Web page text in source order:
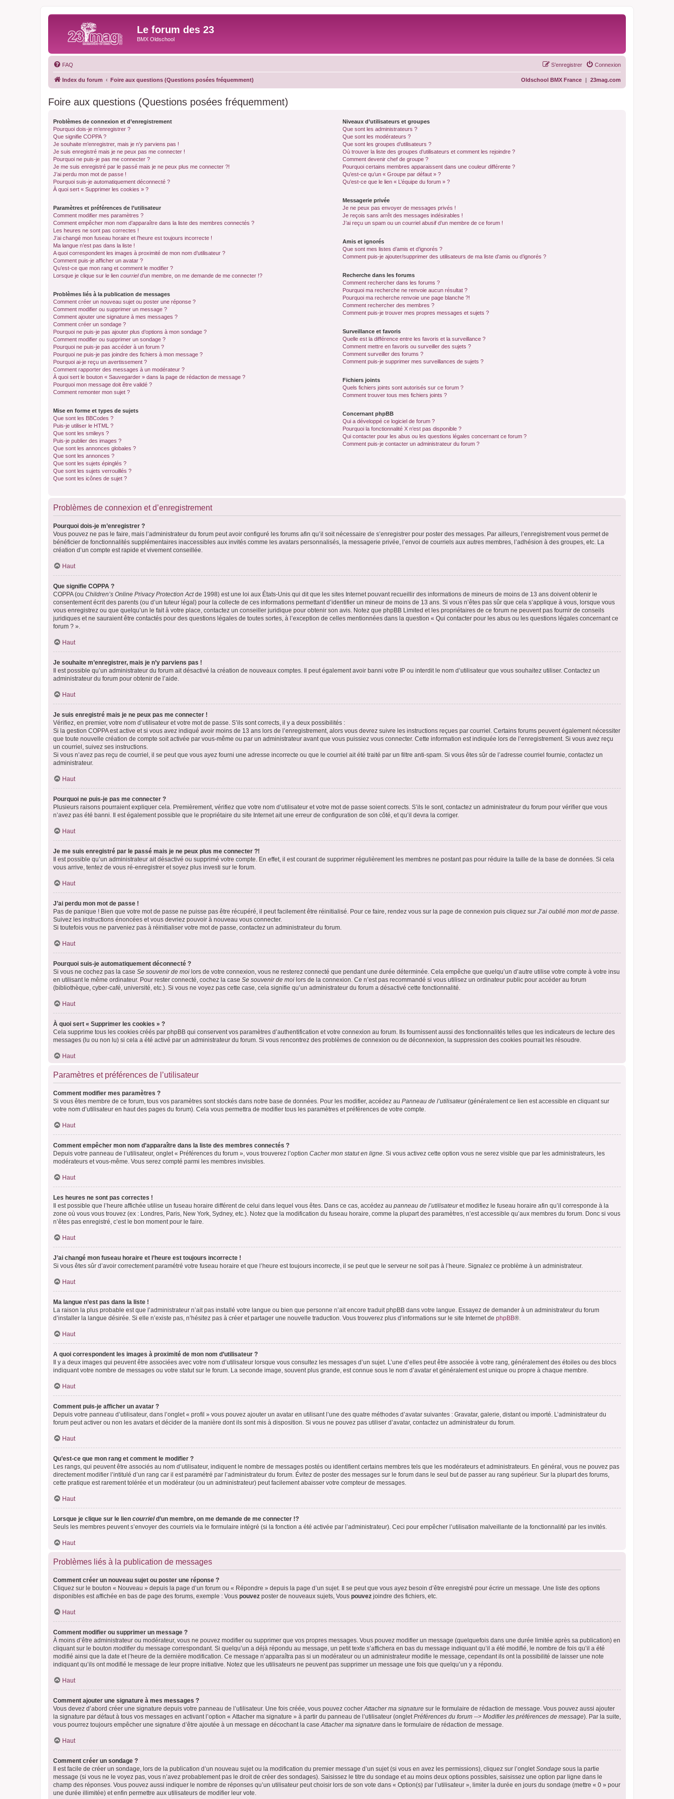
Le forum des 23
BMX Oldschool
FAQ Connexion
S’enregistrer
Index du forum Foire aux questions (Questions posées fréquemment) 23mag.com
|
Oldschool BMX France
Foire aux questions (Questions posées fréquemment)
Problèmes de connexion et d’enregistrement
Pourquoi dois-je m’enregistrer ?
Que signifie COPPA ?
Je souhaite m’enregistrer, mais je n’y parviens pas !
Je suis enregistré mais je ne peux pas me connecter !
Pourquoi ne puis-je pas me connecter ?
Je me suis enregistré par le passé mais je ne peux plus me connecter ?!
J’ai perdu mon mot de passe !
Pourquoi suis-je automatiquement déconnecté ?
À quoi sert « Supprimer les cookies » ?
Paramètres et préférences de l’utilisateur
Comment modifier mes paramètres ?
Comment empêcher mon nom d’apparaître dans la liste des membres connectés ?
Les heures ne sont pas correctes !
J’ai changé mon fuseau horaire et l’heure est toujours incorrecte !
Ma langue n’est pas dans la liste !
A quoi correspondent les images à proximité de mon nom d’utilisateur ?
Comment puis-je afficher un avatar ?
Qu’est-ce que mon rang et comment le modifier ?
Lorsque je clique sur le lien courrield’un membre, on me demande de me connecter !?
Problèmes liés à la publication de messages
Comment créer un nouveau sujet ou poster une réponse ?
Comment modifier ou supprimer un message ?
Comment ajouter une signature à mes messages ?
Comment créer un sondage ?
Pourquoi ne puis-je pas ajouter plus d’options à mon sondage ?
Comment modifier ou supprimer un sondage ?
Pourquoi ne puis-je pas accéder à un forum ?
Pourquoi ne puis-je pas joindre des fichiers à mon message ?
Pourquoi ai-je reçu un avertissement ?
Comment rapporter des messages à un modérateur ?
À quoi sert le bouton « Sauvegarder » dans la page de rédaction de message ?
Pourquoi mon message doit être validé ?
Comment remonter mon sujet ?
Mise en forme et types de sujets
Que sont les BBCodes ?
Puis-je utiliser le HTML ?
Que sont les smileys ?
Puis-je publier des images ?
Que sont les annonces globales ?
Que sont les annonces ?
Que sont les sujets épinglés ?
Que sont les sujets verrouillés ?
Que sont les icônes de sujet ?
Niveaux d’utilisateurs et groupes
Que sont les administrateurs ?
Que sont les modérateurs ?
Que sont les groupes d’utilisateurs ?
Où trouver la liste des groupes d’utilisateurs et comment les rejoindre ?
Comment devenir chef de groupe ?
Pourquoi certains membres apparaissent dans une couleur différente ?
Qu’est-ce qu’un « Groupe par défaut » ?
Qu’est-ce que le lien « L’équipe du forum » ?
Messagerie privée
Je ne peux pas envoyer de messages privés !
Je reçois sans arrêt des messages indésirables !
J’ai reçu un spam ou un courriel abusif d’un membre de ce forum !
Amis et ignorés
Que sont mes listes d’amis et d’ignorés ?
Comment puis-je ajouter/supprimer des utilisateurs de ma liste d’amis ou d’ignorés ?
Recherche dans les forums
Comment rechercher dans les forums ?
Pourquoi ma recherche ne renvoie aucun résultat ?
Pourquoi ma recherche renvoie une page blanche ?!
Comment rechercher des membres ?
Comment puis-je trouver mes propres messages et sujets ?
Surveillance et favoris
Quelle est la différence entre les favoris et la surveillance ?
Comment mettre en favoris ou surveiller des sujets ?
Comment surveiller des forums ?
Comment puis-je supprimer mes surveillances de sujets ?
Fichiers joints
Quels fichiers joints sont autorisés sur ce forum ?
Comment trouver tous mes fichiers joints ?
Concernant phpBB
Qui a développé ce logiciel de forum ?
Pourquoi la fonctionnalité X n’est pas disponible ?
Qui contacter pour les abus ou les questions légales concernant ce forum ?
Comment puis-je contacter un administrateur du forum ?
Problèmes de connexion et d’enregistrement
Pourquoi dois-je m’enregistrer ?
Vous pouvez ne pas le faire, mais l’administrateur du forum peut avoir configuré les forums afin qu’il soit nécessaire de s’enregistrer pour poster des messages. Par ailleurs, l’enregistrement vous permet de
bénéficier de fonctionnalités supplémentaires inaccessibles aux invités comme les avatars personnalisés, la messagerie privée, l’envoi de courriels aux autres membres, l’adhésion à des groupes, etc. La
création d’un compte est rapide et vivement conseillée.
Haut
Que signifie COPPA ?
COPPA (ou Children’s Online Privacy Protection Actde 1998) est une loi aux États-Unis qui dit que les sites Internet pouvant recueillir des informations de mineurs de moins de 13 ans doivent obtenir le
consentement écrit des parents (ou d’un tuteur légal) pour la collecte de ces informations permettant d’identifier un mineur de moins de 13 ans. Si vous n’êtes pas sûr que cela s’applique à vous, lorsque vous
vous enregistrez ou que quelqu’un le fait à votre place, contactez un conseiller juridique pour obtenir son avis. Notez que phpBB Limited et les propriétaires de ce forum ne peuvent pas fournir de conseils
juridiques et ne sauraient être contactés pour des questions légales de toutes sortes, à l’exception de celles mentionnées dans la question « Qui contacter pour les abus ou les questions légales concernant ce
forum ? ».
Haut
Je souhaite m’enregistrer, mais je n’y parviens pas !
Il est possible qu’un administrateur du forum ait désactivé la création de nouveaux comptes. Il peut également avoir banni votre IP ou interdit le nom d’utilisateur que vous souhaitez utiliser. Contactez un
administrateur du forum pour obtenir de l’aide.
Haut
Je suis enregistré mais je ne peux pas me connecter !
Vérifiez, en premier, votre nom d’utilisateur et votre mot de passe. S’ils sont corrects, il y a deux possibilités :
Si la gestion COPPA est active et si vous avez indiqué avoir moins de 13 ans lors de l’enregistrement, alors vous devrez suivre les instructions reçues par courriel. Certains forums peuvent également nécessiter
que toute nouvelle création de compte soit activée par vous-même ou par un administrateur avant que vous puissiez vous connecter. Cette information est indiquée lors de l’enregistrement. Si vous avez reçu
un courriel, suivez ses instructions.
Si vous n’avez pas reçu de courriel, il se peut que vous ayez fourni une adresse incorrecte ou que le courriel ait été traité par un filtre anti-spam. Si vous êtes sûr de l’adresse courriel fournie, contactez un
administrateur.
Haut
Pourquoi ne puis-je pas me connecter ?
Plusieurs raisons pourraient expliquer cela. Premièrement, vérifiez que votre nom d’utilisateur et votre mot de passe soient corrects. S’ils le sont, contactez un administrateur du forum pour vérifier que vous
n’avez pas été banni. Il est également possible que le propriétaire du site Internet ait une erreur de configuration de son côté, et qu’il devra la corriger.
Haut
Je me suis enregistré par le passé mais je ne peux plus me connecter ?!
Il est possible qu’un administrateur ait désactivé ou supprimé votre compte. En effet, il est courant de supprimer régulièrement les membres ne postant pas pour réduire la taille de la base de données. Si cela
vous arrive, tentez de vous ré-enregistrer et soyez plus investi sur le forum.
Haut
J’ai perdu mon mot de passe !
Pas de panique ! Bien que votre mot de passe ne puisse pas être récupéré, il peut facilement être réinitialisé. Pour ce faire, rendez vous sur la page de connexion puis cliquez sur J’ai oublié mon mot de passe
Suivez les instructions énoncées et vous devriez pouvoir à nouveau vous connecter.
Si toutefois vous ne parveniez pas à réinitialiser votre mot de passe, contactez un administrateur du forum.
Haut
Pourquoi suis-je automatiquement déconnecté ?
Si vous ne cochez pas la case Se souvenir de moi lors de votre connexion, vous ne resterez connecté que pendant une durée déterminée. Cela empêche que quelqu’un d’autre utilise votre compte à votre insu
en utilisant le même ordinateur. Pour rester connecté, cochez la case Se souvenir de moi lors de la connexion. Ce n’est pas recommandé si vous utilisez un ordinateur public pour accéder au forum
(bibliothèque, cyber-café, université, etc.). Si vous ne voyez pas cette case, cela signifie qu’un administrateur du forum a désactivé cette fonctionnalité.
Haut
À quoi sert « Supprimer les cookies » ?
Cela supprime tous les cookies créés par phpBB qui conservent vos paramètres d’authentification et votre connexion au forum. Ils fournissent aussi des fonctionnalités telles que les indicateurs de lecture des
messages (lu ou non lu) si cela a été activé par un administrateur du forum. Si vous rencontrez des problèmes de connexion ou de déconnexion, la suppression des cookies pourrait les résoudre.
Haut
Paramètres et préférences de l’utilisateur
Comment modifier mes paramètres ?
Si vous êtes membre de ce forum, tous vos paramètres sont stockés dans notre base de données. Pour les modifier, accédez au Panneau de l’utilisateur(généralement ce lien est accessible en cliquant sur
votre nom d’utilisateur en haut des pages du forum). Cela vous permettra de modifier tous les paramètres et préférences de votre compte.
Haut
Comment empêcher mon nom d’apparaître dans la liste des membres connectés ?
Depuis votre panneau de l’utilisateur, onglet « Préférences du forum », vous trouverez l’option Cacher mon statut en ligne . Si vous activez cette option vous ne serez visible que par les administrateurs, les
modérateurs et vous-même. Vous serez compté parmi les membres invisibles.
Haut
Les heures ne sont pas correctes !
Il est possible que l’heure affichée utilise un fuseau horaire différent de celui dans lequel vous êtes. Dans ce cas, accédez au panneau de l’utilisateuret modifiez le fuseau horaire afin qu’il corresponde à la
zone où vous vous trouvez (ex : Londres, Paris, New York, Sydney, etc.). Notez que la modification du fuseau horaire, comme la plupart des paramètres, n’est accessible qu’aux membres du forum. Donc si vous
n’êtes pas enregistré, c’est le bon moment pour le faire.
Haut
J’ai changé mon fuseau horaire et l’heure est toujours incorrecte !
Si vous êtes sûr d’avoir correctement paramétré votre fuseau horaire et que l’heure est toujours incorrecte, il se peut que le serveur ne soit pas à l’heure. Signalez ce problème à un administrateur.
Haut
Ma langue n’est pas dans la liste !
La raison la plus probable est que l’administrateur n’ait pas installé votre langue ou bien que personne n’ait encore traduit phpBB dans votre langue. Essayez de demander à un administrateur du forum
d’installer la langue désirée. Si elle n’existe pas, n’hésitez pas à créer et partager une nouvelle traduction. Vous trouverez plus d’informations sur le site Internet de phpBB®.
Haut
A quoi correspondent les images à proximité de mon nom d’utilisateur ?
Il y a deux images qui peuvent être associées avec votre nom d’utilisateur lorsque vous consultez les messages d’un sujet. L’une d’elles peut être associée à votre rang, généralement des étoiles ou des blocs
indiquant votre nombre de messages ou votre statut sur le forum. La seconde image, souvent plus grande, est connue sous le nom d’avatar et généralement est unique ou propre à chaque membre.
Haut
Comment puis-je afficher un avatar ?
Depuis votre panneau d’utilisateur, dans l’onglet « profil » vous pouvez ajouter un avatar en utilisant l’une des quatre méthodes d’avatar suivantes : Gravatar, galerie, distant ou importé. L’administrateur du
forum peut activer ou non les avatars et décider de la manière dont ils sont mis à disposition. Si vous ne pouvez pas utiliser d’avatar, contactez un administrateur du forum.
Haut
Qu’est-ce que mon rang et comment le modifier ?
Les rangs, qui peuvent être associés au nom d’utilisateur, indiquent le nombre de messages postés ou identifient certains membres tels que les modérateurs et administrateurs. En général, vous ne pouvez pas
directement modifier l’intitulé d’un rang car il est paramétré par l’administrateur du forum. Évitez de poster des messages sur le forum dans le seul but de passer au rang supérieur. Sur la plupart des forums,
cette pratique est rarement tolérée et un modérateur (ou un administrateur) peut facilement abaisser votre compteur de messages.
Haut
Lorsque je clique sur le lien courrield’un membre, on me demande de me connecter !?
Seuls les membres peuvent s’envoyer des courriels via le formulaire intégré (si la fonction a été activée par l’administrateur). Ceci pour empêcher l’utilisation malveillante de la fonctionnalité par les invités.
Haut
Problèmes liés à la publication de messages
Comment créer un nouveau sujet ou poster une réponse ?
Cliquez sur le bouton « Nouveau » depuis la page d’un forum ou « Répondre » depuis la page d’un sujet. Il se peut que vous ayez besoin d’être enregistré pour écrire un message. Une liste des options
disponibles est affichée en bas de page des forums, exemple : Vous pouvez poster de nouveaux sujets, Vous pouvez joindre des fichiers, etc.
Haut
Comment modifier ou supprimer un message ?
À moins d’être administrateur ou modérateur, vous ne pouvez modifier ou supprimer que vos propres messages. Vous pouvez modifier un message (quelquefois dans une durée limitée après sa publication) en
cliquant sur le bouton modifierdu message correspondant. Si quelqu’un a déjà répondu au message, un petit texte s’affichera en bas du message indiquant qu’il a été modifié, le nombre de fois qu’il a été
modifié ainsi que la date et l’heure de la dernière modification. Ce message n’apparaîtra pas si un modérateur ou un administrateur modifie le message, cependant ils ont la possibilité de laisser une note
indiquant qu’ils ont modifié le message de leur propre initiative. Notez que les utilisateurs ne peuvent pas supprimer un message une fois que quelqu’un y a répondu.
Haut
Comment ajouter une signature à mes messages ?
Vous devez d’abord créer une signature depuis votre panneau de l’utilisateur. Une fois créée, vous pouvez cocher Attacher ma signature sur le formulaire de rédaction de message. Vous pouvez aussi ajouter
la signature par défaut à tous vos messages en activant l’option « Attacher ma signature » à partir du panneau de l’utilisateur (onglet Préférences du forum --> Modifier les préférences de message). Par la suite,
vous pourrez toujours empêcher une signature d’être ajoutée à un message en décochant la case Attacher ma signature dans le formulaire de rédaction de message.
Haut
Comment créer un sondage ?
Il est facile de créer un sondage, lors de la publication d’un nouveau sujet ou la modification du premier message d’un sujet (si vous en avez les permissions), cliquez sur l’onglet Sondage sous la partie
message (si vous ne le voyez pas, vous n’avez probablement pas le droit de créer des sondages). Saisissez le titre du sondage et au moins deux options possibles, saisissez une option par ligne dans le
champ des réponses. Vous pouvez aussi indiquer le nombre de réponses qu’un utilisateur peut choisir lors de son vote dans « Option(s) par l’utilisateur », limiter la durée en jours du sondage (mettre « 0 » pour
une durée illimitée) et enfin permettre aux utilisateurs de modifier leur vote.